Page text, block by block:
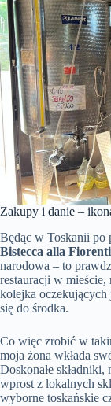
Zakupy i danie –
Będąc w Toskanii po
Bistecca alla
narodowa – to
restauracji w mieście,
kolejka oczekujących
się do środka.
Co więc zrobić w
moja żona wkłada
Doskonałe
wprost z lokalnych
wyborne toskańskie